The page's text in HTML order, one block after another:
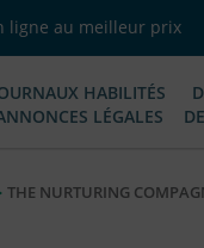
ligne au meilleur prix
HABILITÉS
LÉGALES
THE NURTURING